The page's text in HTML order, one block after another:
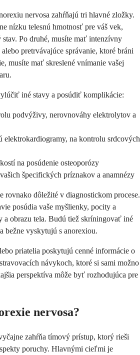
nervosa zahŕňajú tri hlavné zložky.
nízku telesnú hmotnosť pre váš vek,
Po druhé, musíte mať intenzívny
pretrvávajúce správanie, ktoré bráni
musíte mať skreslené vnímanie vašej
iné stavy a posúdiť komplikácie:
podvýživy, nerovnováhy elektrolytov a
elektrokardiogramy, na kontrolu srdcových
na posúdenie osteoporózy
špecifických príznakov a anamnézy
rovnako dôležité v diagnostickom procese.
posúdia vaše myšlienky, pocity a
a obrazu tela. Budú tiež skríningovať iné
bežne vyskytujú s anorexiou.
priatelia poskytujú cenné informácie o
návykoch, ktoré si sami možno
perspektíva môže byť rozhodujúca pre
nervosa?
zahŕňa tímový prístup, ktorý rieši
poruchy. Hlavnými cieľmi je